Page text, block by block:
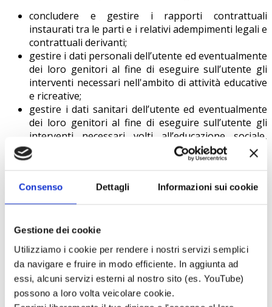
Consenso Dettagli Informazioni sui cookie
Gestione dei cookie
Utilizziamo i cookie per rendere i nostri servizi semplici
da navigare e fruire in modo efficiente. In aggiunta ad
essi, alcuni servizi esterni al nostro sito (es. YouTube)
possono a loro volta veicolare cookie.
concludere e gestire i rapporti contrattuali
instaurati tra le parti e i relativi adempimenti legali e
contrattuali derivanti;
gestire i dati personali dell’utente ed eventualmente
dei loro genitori al fine di eseguire sull’utente gli
interventi necessari nell'ambito di attività educative
e ricreative;
gestire i dati sanitari dell’utente ed eventualmente
dei loro genitori al fine di eseguire sull’utente gli
interventi necessari volti all’educazione sociale,
familiare e scolastica;
corretta e completa esecuzione degli incarichi
adempiere ai vigenti obblighi amministrativi,
contabili e fiscali;
(mailing/comunicazioni telefoniche).
L’eventuale rifiuto a fornire tali dati, infatti, comporta la
mancata fornitura del servizio da parte della società
apPunto Società Cooperativa Sociale nei limiti in cui i dati
sono necessari allo stesso.